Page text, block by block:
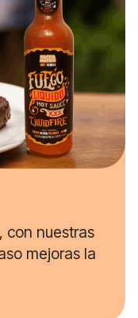
con nuestras
mejoras la